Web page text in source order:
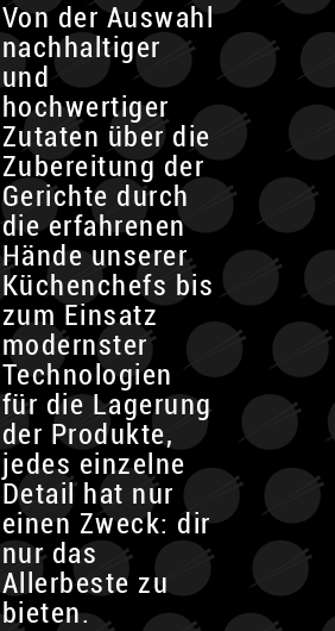
Von der Auswahl
nachhaltiger
und
hochwertiger
Zutaten über die
Zubereitung der
Gerichte durch
die erfahrenen
Hände unserer
Küchenchefs bis
zum Einsatz
modernster
Technologien
für die Lagerung
der Produkte,
jedes einzelne
Detail hat nur
einen Zweck: dir
nur das
Allerbeste zu
bieten.